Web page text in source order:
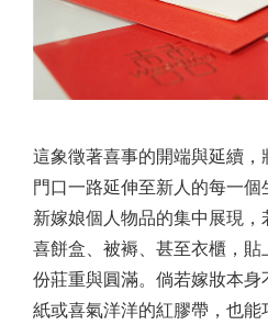
這象徵著喜事的開端與延續
門口一路延伸至新人的每一
新嫁娘個人物品的集中展現
喜餅盒、被褥、甚至衣櫃，
份莊重與圓滿。倘若嫁妝本
紙或喜氣洋洋的紅膠帶，也能